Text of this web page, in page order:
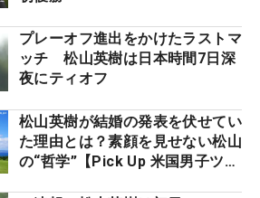
プレーオフ進出をかけたラストマ
ッチ 松山英樹は日本時間7日深
夜にティオフ
松山英樹が結婚の発表を伏せてい
た理由とは？素顔を見せない松山
の“哲学”【Pick Up 米国男子ツア